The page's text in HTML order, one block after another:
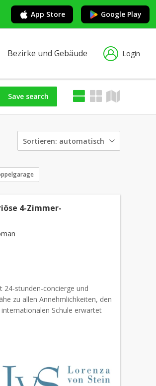
App Store Google Play
Bezirke und Gebäude Login
Sortieren: automatisch
Save search
4-Zimmer-
24-stunden-concierge und
zu allen Annehmlichkeiten, den
Schule erwartet